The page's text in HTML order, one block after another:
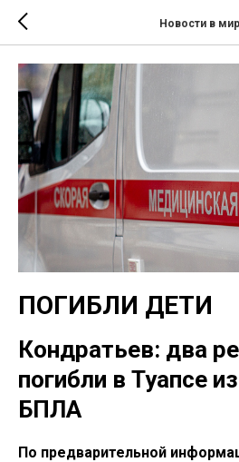
Новости в
ПОГИБЛИ ДЕТИ
Кондратьев: два
погибли в Туапсе
БПЛА
По предварительной